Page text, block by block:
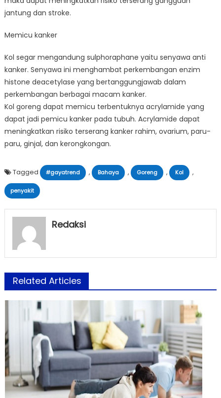
jantung dan stroke.
Memicu kanker
Kol segar mengandung sulphoraphane yaitu senyawa anti
kanker. Senyawa ini menghambat perkembangan enzim
histone deacetylase yang bertanggungjawab dalam
perkembangan berbagai macam kanker.
Kol goreng dapat memicu terbentuknya acrylamide yang
dapat jadi pemicu kanker pada tubuh. Acrylamide dapat
meningkatkan risiko terserang kanker rahim, ovarium, paru-
paru, ginjal, dan kerongkongan.
Tagged #gayatrend , Bahaya , Goreng , Kol ,
penyakit
Redaksi
Related Articles